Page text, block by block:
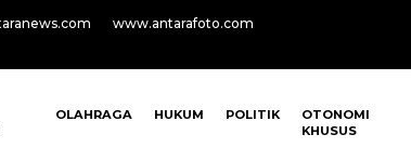
www.antarafoto.com
OLAHRAGA HUKUM POLITIK
OTONOMI
KHUSUS